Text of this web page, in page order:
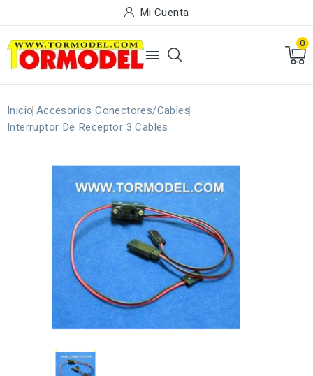
Mi Cuenta

0
Inicio Accesorios Conectores/Cables
Interruptor De Receptor 3 Cables